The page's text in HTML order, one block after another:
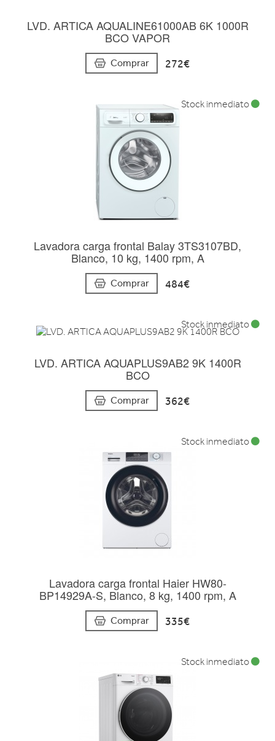
LVD. ARTICA AQUALINE61000AB 6K 1000R
BCO VAPOR
Comprar 272€
Lavadora carga frontal Balay 3TS3107BD,
Blanco, 10 kg, 1400 rpm, A
Comprar 484€
Stock inmediato
LVD. ARTICA AQUAPLUS9AB2 9K 1400R
BCO
Comprar 362€
Stock inmediato
Lavadora carga frontal Haier HW80-
BP14929A-S, Blanco, 8 kg, 1400 rpm, A
Comprar 335€
Stock inmediato
Stock inmediato